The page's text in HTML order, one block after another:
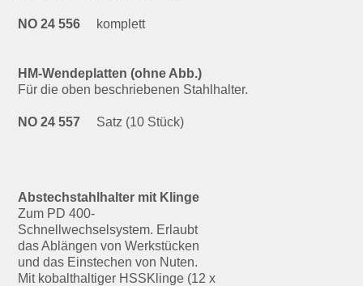
NO 24 556komplett
HM-Wendeplatten (ohne Abb.)
Für die oben beschriebenen Stahlhalter.
NO 24 557Satz (10 Stück)
Abstechstahlhalter mit Klinge
Zum PD 400-
Schnellwechselsystem. Erlaubt
das Ablängen von Werkstücken
und das Einstechen von Nuten.
Mit kobalthaltiger HSSKlinge (12 x